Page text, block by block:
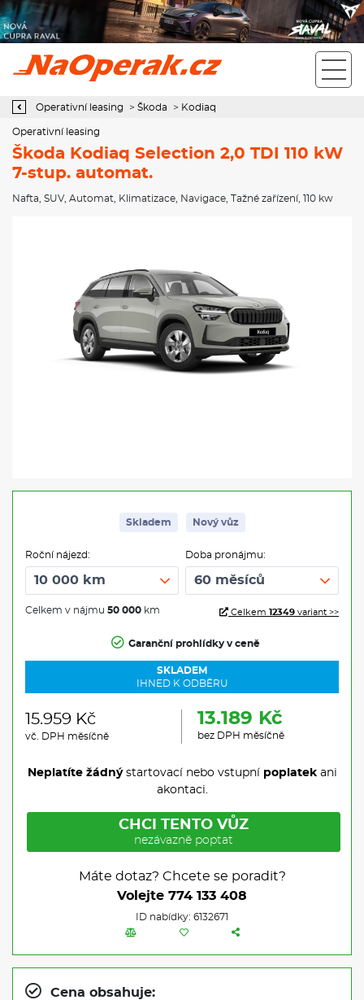
Operativní leasing Škoda Kodiaq Selection 2,0 TDI 110 kW 7-stup.
Operativní leasing > Škoda > Kodiaq
Operativní leasing
Škoda Kodiaq Selection 2,0 TDI 110 kW
7-stup. automat.
Nafta SUV, Automat Klimatizace Navigace Tažné zařízení, 110 kw
Skladem Nový vůz
Roční nájezd:
Celkem v nájmu 50 000 km
Doba pronájmu:
Celkem 12349 variant >>
Garanční prohlídky v ceně
SKLADEM
IHNED K ODBĚRU
15.959 Kč
vč. DPH měsíčně
13.189 Kč
bez DPH měsíčně
Neplatíte žádnýstartovací nebo vstupní poplatekani
akontaci.
CHCI TENTO VŮZ
nezávazně poptat
Máte dotaz? Chcete se poradit?
Volejte 774 133 408
ID nabídky: 6132671
Cena obsahuje: